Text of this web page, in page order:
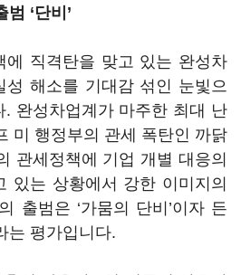
범 ‘단비 ’
에 직격탄을 맞고 있는 완성차
성 해소를 기대감 섞인 눈빛으
. 완성차업계가 마주한 최대 난
미 행정부의 관세 폭탄인 까닭
관세정책에 기업 개별 대응의
있는 상황에서 강한 이미지의
출범은 ‘가뭄의 단비 ’이자 든
는 평가입니다.